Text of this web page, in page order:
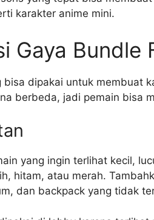
karakter anime mini.
Gaya Bundle
dipakai untuk membuat
berbeda, jadi pemain bisa
yang ingin terlihat kecil,
hitam, atau merah.
dan backpack yang tidak